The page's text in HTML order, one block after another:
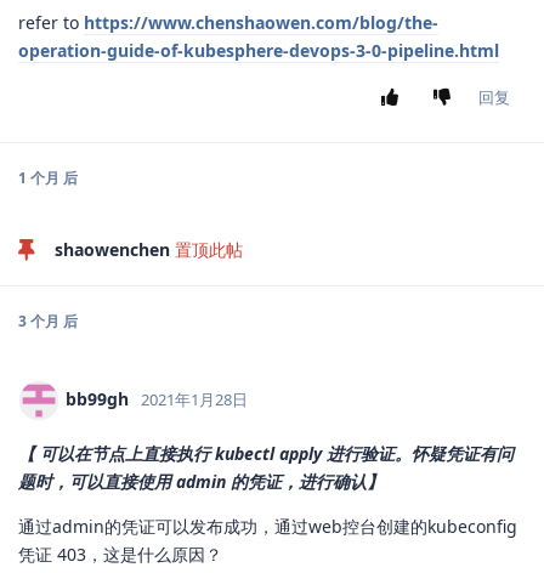
refer to https://www.chenshaowen.com/blog/the-
operation-guide-of-kubesphere-devops-3-0-pipeline.html
回复
1 个月 后
shaowenchen 置顶此帖
3 个月 后
bb99gh 2021年1月28日
【 可以在节点上直接执行 kubectl apply 进行验证。怀疑凭证有问
题时，可以直接使用 admin 的凭证，进行确认】
通过admin的凭证可以发布成功，通过web控台创建的kubeconfig
凭证 403，这是什么原因？